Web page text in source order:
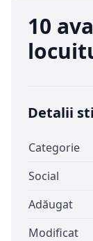
10
Detalii
Categorie
Social
Adăugat
Modificat